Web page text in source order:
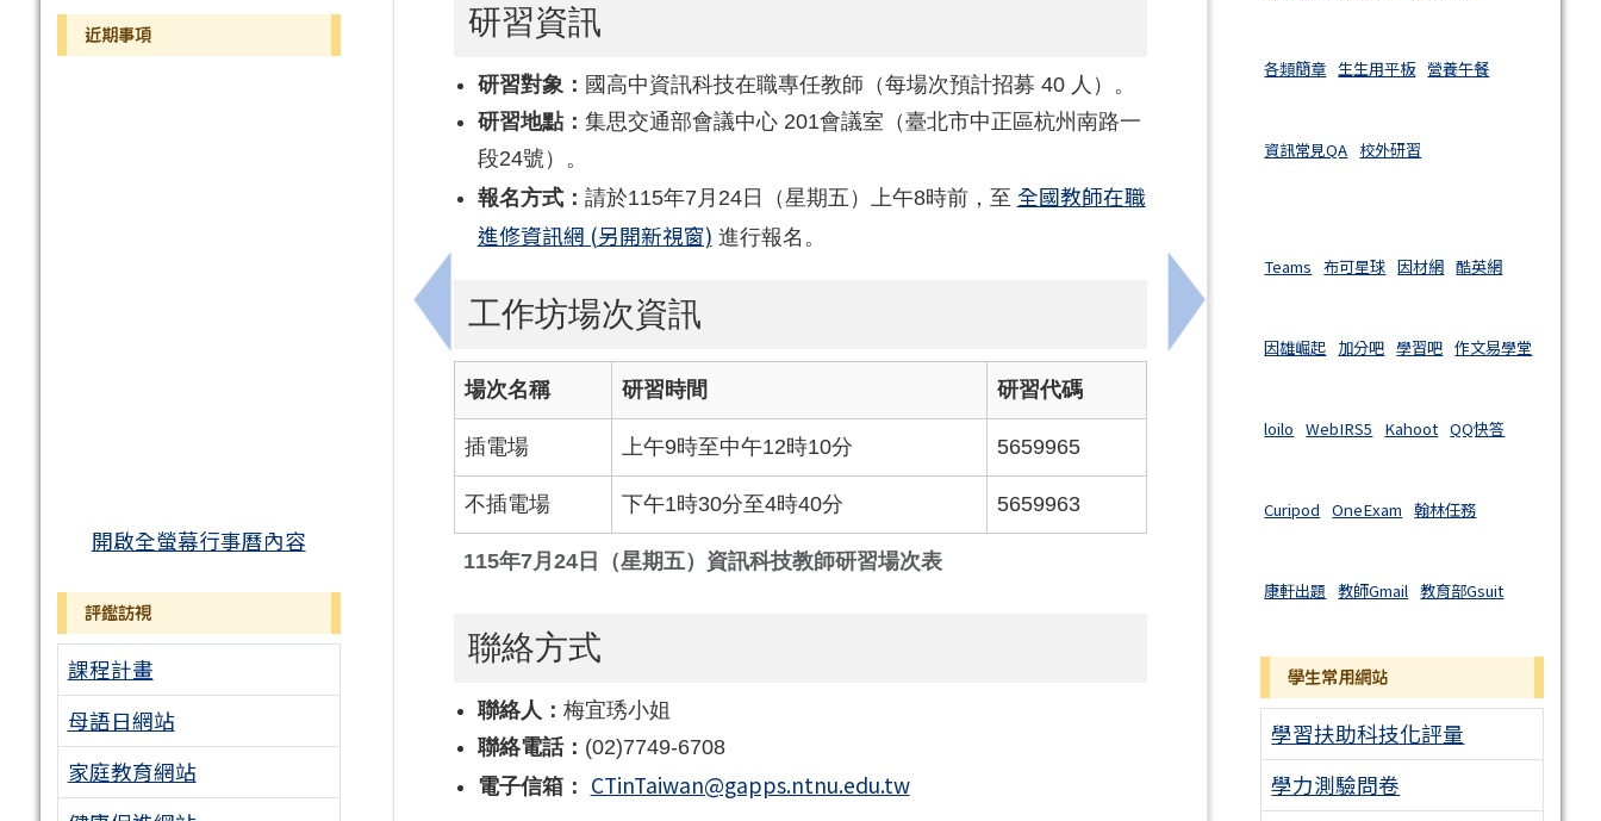
近期事項
開啟全螢幕行事曆內容
評鑑訪視
課程計畫
母語日網站
家庭教育網站
上一筆：轉知「115年臺南市暑假客語繪本故事推廣計畫」活動
研習資訊
研習對象： 國高中資訊科技在職專任教師（每場次預計招募 40 人）。
研習地點： 集思交通部會議中心 201會議室（臺北市中正區杭州南路一
段24號）。
報名方式： 請於115年7月24日（星期五）上午8時前，至 全國教師在職
進修資訊網 (另開新視窗) 進行報名。
工作坊場次資訊
115年7月24日（星期五）資訊科技教師研習場次表
場次名稱 研習時間 研習代碼
插電場 上午9時至中午12時10分 5659965
不插電場 下午1時30分至4時40分 5659963
聯絡方式
聯絡人： 梅宜琇小姐
聯絡電話： (02)7749-6708
電子信箱：
CTinTaiwan@gapps.ntnu.edu.tw
下一筆：國立臺灣科技大學辦理「AI導入時
各類簡章 生生用平板 營養午餐
資訊常見QA 校外研習
Teams 布可星球 因材網 酷英網
因雄崛起 加分吧 學習吧 作文易學堂
loilo WebIRS5 Kahoot QQ快答
Curipod OneExam 翰林任務
康軒出題 教師Gmail 教育部Gsuit
學生常用網站
學習扶助科技化評量
學力測驗問卷